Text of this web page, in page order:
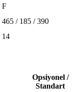
F
465 / 185 / 390
14
Opsiyonel /
Standart